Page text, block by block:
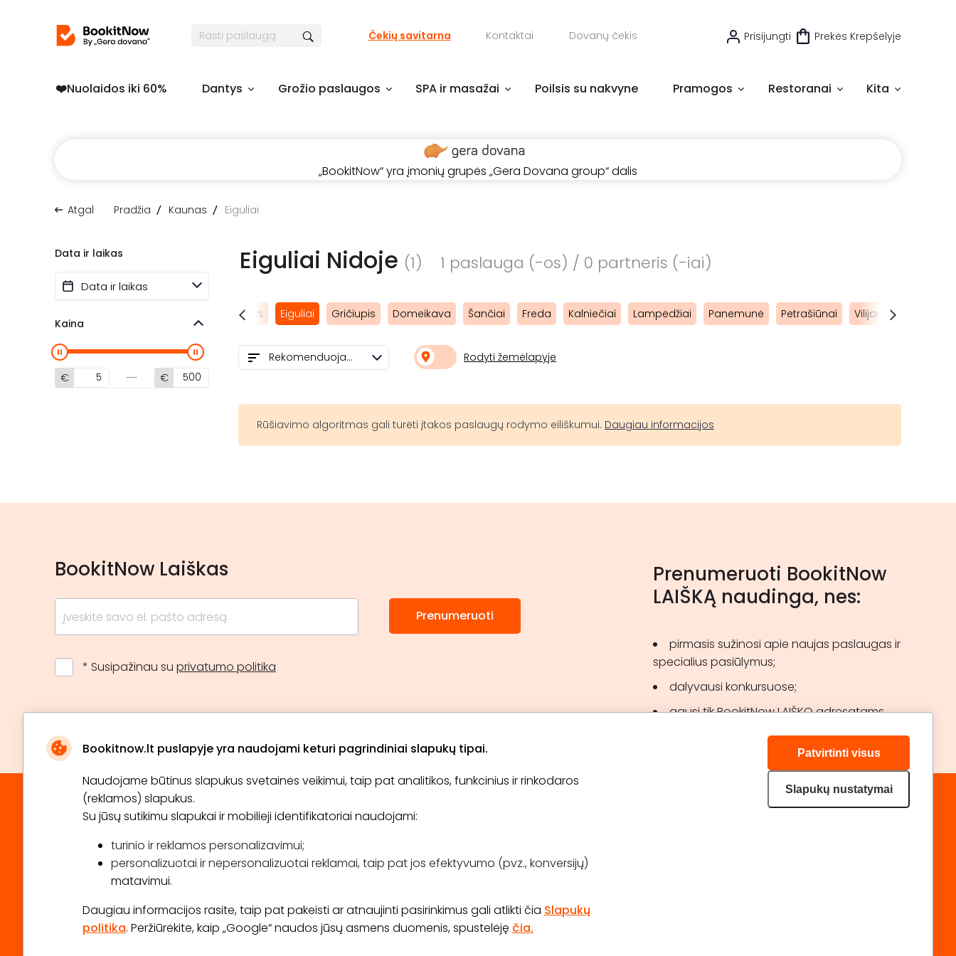
Bookitnow.lt puslapyje yra naudojami keturi pagrindiniai slapukų tipai.
Naudojame būtinus slapukus svetainės veikimui, taip pat analitikos, funkcinius ir rinkodaros
(reklamos) slapukus.
Su jūsų sutikimu slapukai ir mobilieji identifikatoriai naudojami:
turinio ir reklamos personalizavimui;
personalizuotai ir nepersonalizuotai reklamai, taip pat jos efektyvumo (pvz., konversijų)
matavimui.
Daugiau informacijos rasite, taip pat pakeisti ar atnaujinti pasirinkimus gali atlikti čia Slapukų
politika. Peržiūrėkite, kaip „Google“ naudos jūsų asmens duomenis, spustelėję čia.
Patvirtinti visus
Slapukų nustatymai
Čekių savitarna Kontaktai Dovanų čekis Prisijungti Prekės Krepšelyje
❤️️Nuolaidos iki 60% Dantys Grožio paslaugos SPA ir masažai Poilsis su nakvyne Pramogos Restoranai Kita
„BookitNow“ yra įmonių grupės „Gera Dovana group“ dalis
Atgal Pradžia Kaunas Eiguliai
Eiguliai Nidoje (1) 1 paslauga (-os) / 0 partneris (-iai)
Aleksotas Eiguliai Gričiupis Domeikava Šančiai Freda Kalniečiai Lampėdžiai Panemunė Petrašiūnai Vilijampolė
Data ir laikas
Kaina
€ €
Rekomenduojami Rodyti žemėlapyje
Rūšiavimo algoritmas gali turėti įtakos paslaugų rodymo eiliškumui. Daugiau informacijos
BookitNow Laiškas
* Susipažinau su privatumo politika
Prenumeruoti
Prenumeruoti BookitNow
LAIŠKĄ naudinga, nes:
pirmasis sužinosi apie naujas paslaugas ir
specialius pasiūlymus;
dalyvausi konkursuose;
gausi tik BookitNow LAIŠKO adresatams
TINKLARAŠTIS
Pirkimo taisyklės
Kontaktai
DRAUGAUKIME: